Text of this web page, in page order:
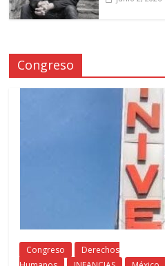
Congreso
Congreso
Derechos